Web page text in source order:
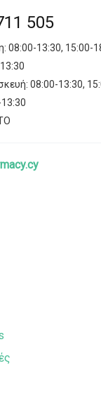
505
08:00-13:30, 15:00-
08:00-13:30,